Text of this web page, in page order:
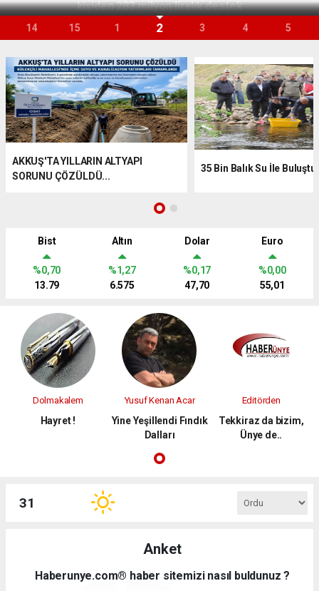
14 15 1 2 3 4 5
AKKUŞ'TA YILLARIN ALTYAPI
SORUNU ÇÖZÜLDÜ...
35 Bin Balık Su İle
Bist
%0,70
13.79
Altın
%1,27
6.575
Dolar
%0,17
47,70
Euro
%0,00
55,01
Dolmakalem
Hayret !
Yusuf Kenan Acar
Yine Yeşillendi Fındık
Dalları
Editörden
Tekkiraz da bizim,
Ünye de..
31
Anket
Haberunye.com® haber sitemizi nasıl buldunuz ?